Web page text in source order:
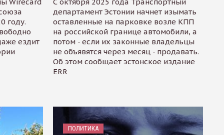
году.
ездит
департамент Эстонии начнет изымать
оставленные на парковке возле КПП
на российской границе автомобили, а
потом - если их законные владельцы
не объявятся через месяц - продавать.
Об этом сообщает эстонское издание
ERR
ПОЛИТИКА